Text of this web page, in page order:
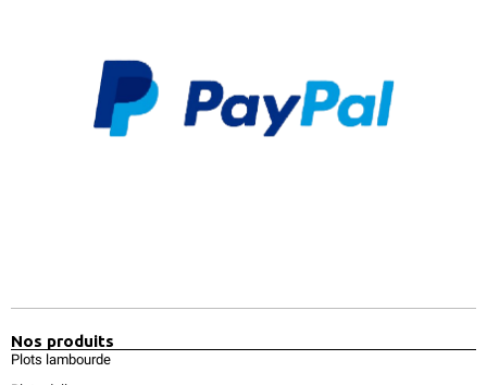
Nos produits
Plots lambourde